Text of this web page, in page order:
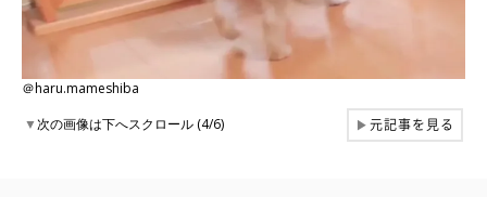
＠haru.mameshiba
▼次の画像は下へスクロール (4/6) ▶元記事を見る